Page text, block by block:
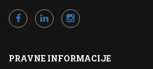
PRAVNE INFORMACIJE